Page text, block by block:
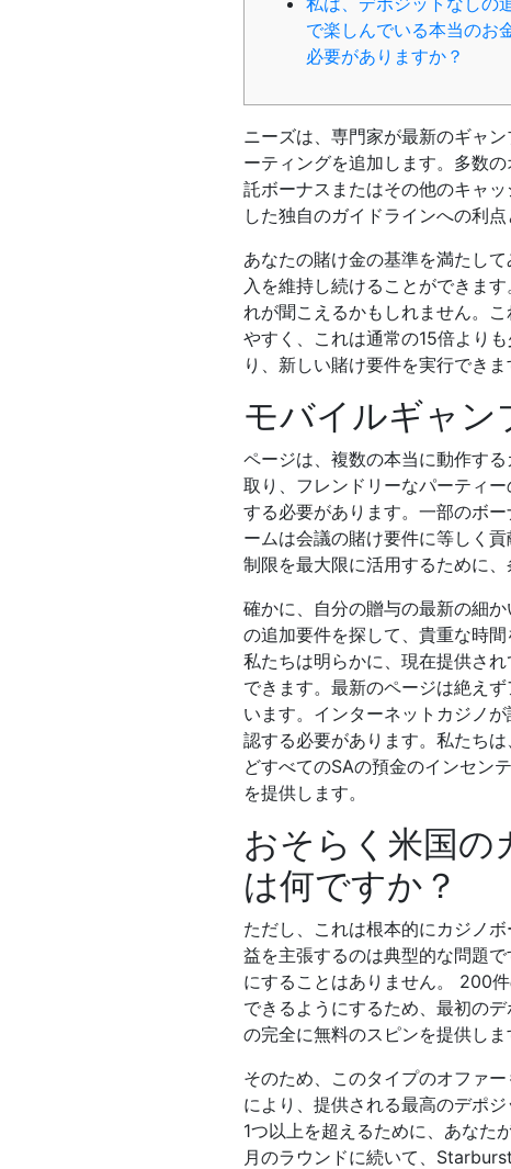
で楽しんでいる本当のお
必要がありますか？
ニーズは、専門家が最新のギャ
ーティングを追加します。多数
託ボーナスまたはその他のキャ
した独自のガイドラインへの利
あなたの賭け金の基準を満たし
入を維持し続けることができま
れが聞こえるかもしれません。
やすく、これは通常の15倍より
り、新しい賭け要件を実行でき
モバイルギャン
ページは、複数の本当に動作す
取り、フレンドリーなパーティ
する必要があります。一部のボ
ームは会議の賭け要件に等しく
制限を最大限に活用するために
確かに、自分の贈与の最新の細
の追加要件を探して、貴重な時
私たちは明らかに、現在提供さ
できます。最新のページは絶え
います。インターネットカジノ
認する必要があります。私たち
どすべてのSAの預金のインセン
を提供します。
おそらく米国の
は何ですか？
ただし、これは根本的にカジノ
益を主張するのは典型的な問題
にすることはありません。 200
できるようにするため、最初の
の完全に無料のスピンを提供しま
そのため、このタイプのオファ
により、提供される最高のデポ
1つ以上を超えるために、あなた
月のラウンドに続いて、